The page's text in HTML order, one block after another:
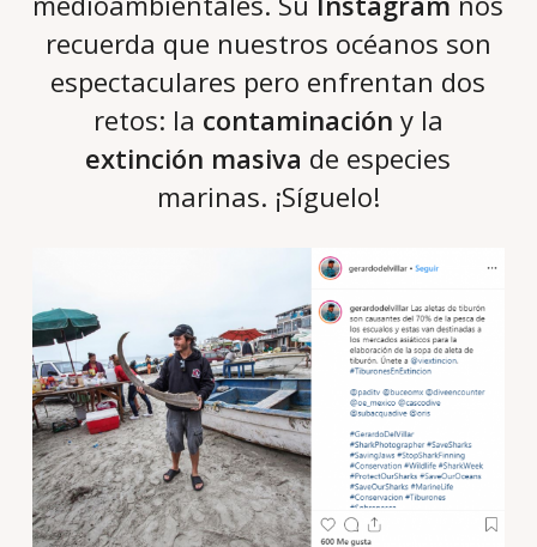
recuerda que nuestros océanos son
espectaculares pero enfrentan dos
retos: la contaminación y la
extinción masiva de especies
marinas. ¡Síguelo!